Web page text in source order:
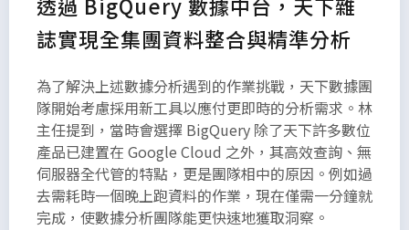
誌實現全集團資料整合與精準分析
為了解決上述數據分析遇到的作業挑戰，天下數據團
隊開始考慮採用新工具以應付更即時的分析需求。林
主任提到，當時會選擇 BigQuery 除了天下許多數位
產品已建置在 Google Cloud 之外，其高效查詢、無
伺服器全代管的特點，更是團隊相中的原因。例如過
去需耗時一個晚上跑資料的作業，現在僅需一分鐘就
完成，使數據分析團隊能更快速地獲取洞察。